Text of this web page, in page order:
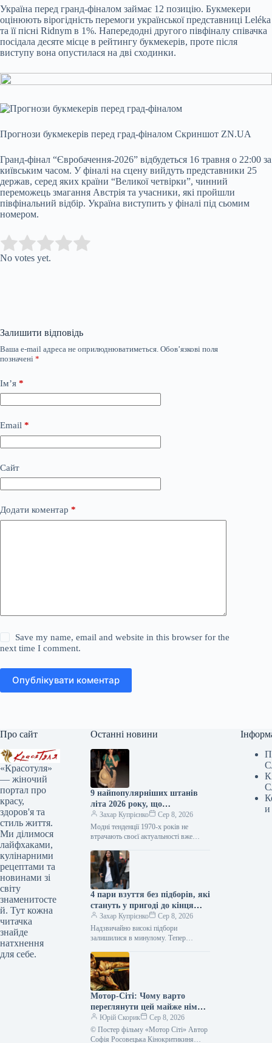
Україна перед гранд-фіналом займає 12 позицію. Букмекери
оцінюють вірогідність перемоги української представниці Leléka
та її пісні Ridnym в 1%. Напередодні другого півфіналу співачка
посідала десяте місце в рейтингу букмекерів, проте після
виступу вона опустилася на дві сходинки.
Прогнози букмекерів перед град-фіналом Скриншот ZN.UA
Гранд-фінал “Євробачення-2026” відбудеться 16 травня о 22:00 за
київським часом. У фіналі на сцену вийдуть представники 25
держав, серед яких країни “Великої четвірки”, чинний
переможець змагання Австрія та учасники, які пройшли
півфінальний відбір. Україна виступить у фіналі під сьомим
номером.
Rate this item:
No votes yet.
Залишити відповідь
Ваша e-mail адреса не оприлюднюватиметься. Обов’язкові поля
позначені *
Ім’я *
Email *
Сайт
Додати коментар *
Save my name, email and website in this browser for the
next time I comment.
Опублікувати коментар
Про сайт
«Красотуля»
— жіночий
портал про
красу,
здоров'я та
стиль життя.
Ми ділимося
лайфхаками,
кулінарними
рецептами та
новинами зі
світу
знаменитосте
й. Тут кожна
читачка
знайде
натхнення
для себе.
Останні новини
9 найпопулярніших штанів
літа 2026 року, що
повертаються з 1970-х
Захар Купрієнко
Сер 8, 2026
Модні тенденції 1970-х років не
втрачають своєї актуальності вже
особливо помітно завдяки штанам:
моделі,…
4 пари взуття без підборів, які
стануть у пригоді до кінця
літаЗахар Купрієнко
Сер 8, 2026
Надзвичайно високі підбори
залишилися в минулому. Тепер
взуттю без підборів: від балеток до
мюлів. Найстильніші…
Мотор-Сіті: Чому варто
переглянути цей майже німий
фільм у кінотеатрі – відео –
новини України
Юрій Скорик
Сер 8, 2026
© Постер фільму «Мотор Сіті» Автор
Софія Росовецька Кінокритикиня
и